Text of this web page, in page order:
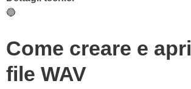
Dettagli tecnici